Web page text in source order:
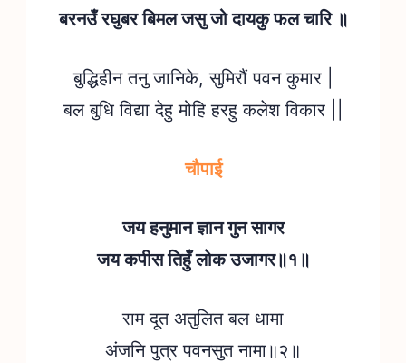
बरनउँ रघुबर बिमल जसु जो दायकु फल चारि ॥
बुद्धिहीन तनु जानिके, सुमिरौं पवन कुमार |
बल बुधि विद्या देहु मोहि हरहु कलेश विकार ||
चौपाई
जय हनुमान ज्ञान गुन सागर
जय कपीस तिहुँ लोक उजागर॥१॥
राम दूत अतुलित बल धामा
अंजनि पुत्र पवनसुत नामा॥२॥